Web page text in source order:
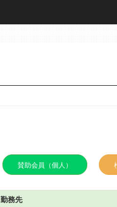
賛助会員（個人）
勤務先